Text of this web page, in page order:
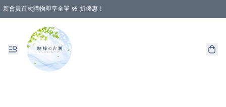
新會員首次購物即享全單 95 折優惠！
消費即享全單 88 折優惠！